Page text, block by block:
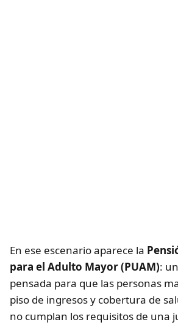
En ese escenario aparece la
para el Adulto Mayor (PUAM):
pensada para que las personas
piso de ingresos y cobertura de
no cumplan los requisitos de una